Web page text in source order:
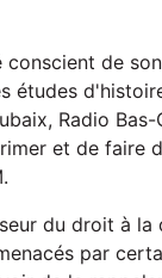
de
études
Radio
et de faire
du droit à
par